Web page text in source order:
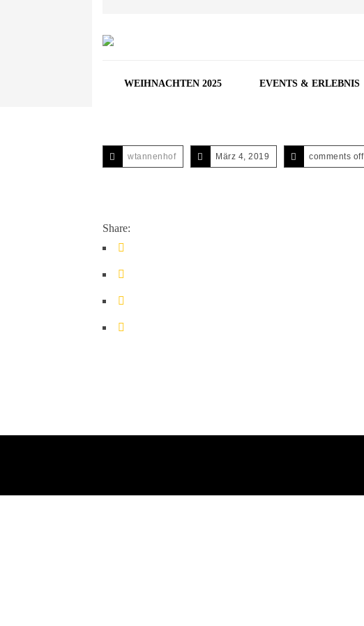
WEIHNACHTEN 2025 EVENTS & ERLEBNIS
wtannenhof März 4, 2019 comments off
Share: